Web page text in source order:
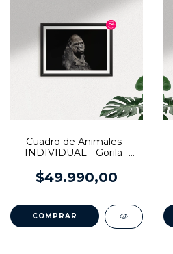
Cuadro de Animales -
INDIVIDUAL - Gorila -
$49.990,00
COMPRAR